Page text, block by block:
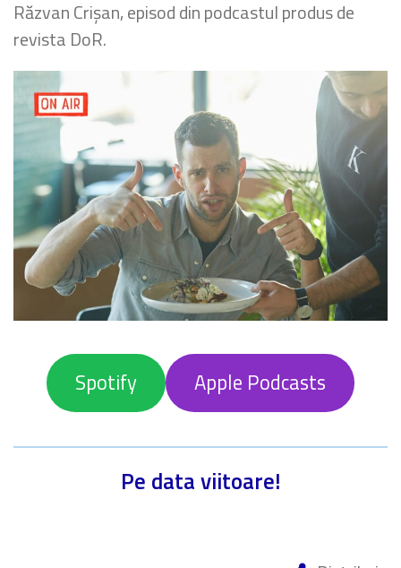
Răzvan Crișan, episod din podcastul produs de
revista DoR.
Spotify Apple Podcasts
Pe data viitoare!